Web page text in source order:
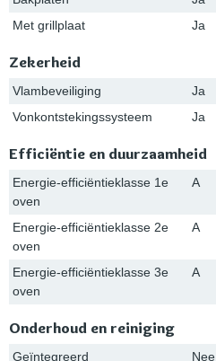
Met grillplaat
Ja
Zekerheid
Vlambeveiliging
Ja
Vonkontstekingssysteem
Ja
Efficiëntie en duurzaamheid
Energie-efficiëntieklasse 1e
oven
A
Energie-efficiëntieklasse 2e
oven
A
Energie-efficiëntieklasse 3e
oven
A
Onderhoud en reiniging
Geïntegreerd Nee